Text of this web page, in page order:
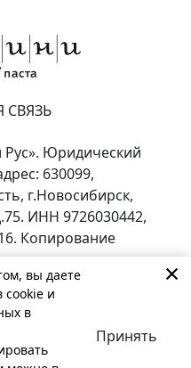
СВЯЗЬ
Юридический
630099,
г.Новосибирск,
ИНН 9726030442,
Копирование
с разрешения
и согласие
данных,
вы даете
cookie и
в
Принять
×